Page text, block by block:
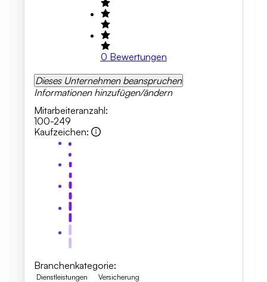
0 Bewertungen
Dieses Unternehmen beanspruchen
Informationen hinzufügen/ändern
Mitarbeiteranzahl:
100-249
Kaufzeichen:
Branchenkategorie:
Dienstleistungen Versicherung